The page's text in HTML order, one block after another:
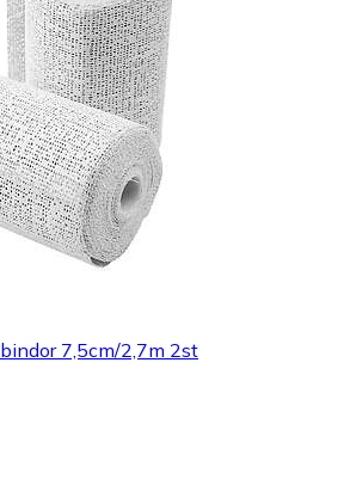
7,5cm/2,7m 2st